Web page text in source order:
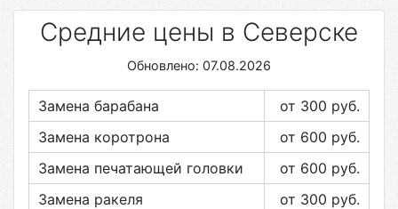
Средние цены в Северске
Обновлено: 07.08.2026
Замена барабана от 300 руб.
Замена коротрона
от 600 руб.
Замена печатающей головки
от 600 руб.
Замена ракеля
от 300 руб.